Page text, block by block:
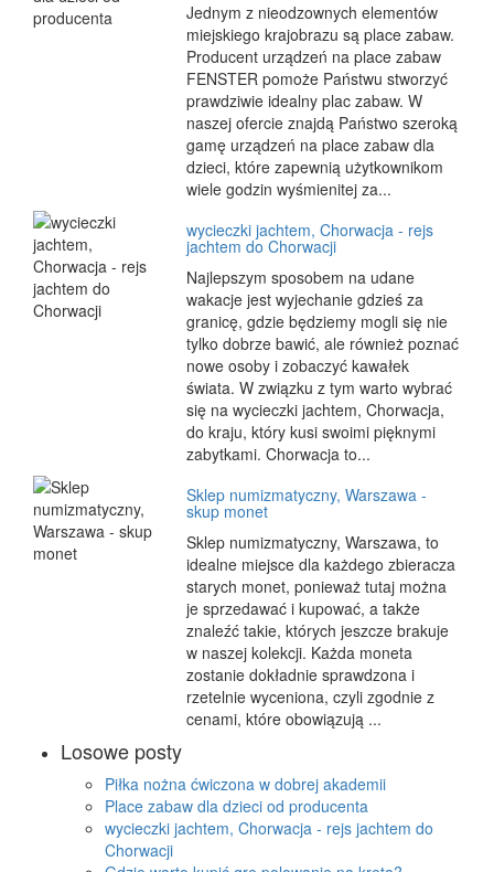
Jednym z nieodzownych elementów
miejskiego krajobrazu są place zabaw.
Producent urządzeń na place zabaw
FENSTER pomoże Państwu stworzyć
prawdziwie idealny plac zabaw. W
naszej ofercie znajdą Państwo szeroką
gamę urządzeń na place zabaw dla
dzieci, które zapewnią użytkownikom
wiele godzin wyśmienitej za...
wycieczki jachtem, Chorwacja - rejs
jachtem do Chorwacji
Najlepszym sposobem na udane
wakacje jest wyjechanie gdzieś za
granicę, gdzie będziemy mogli się nie
tylko dobrze bawić, ale również poznać
nowe osoby i zobaczyć kawałek
świata. W związku z tym warto wybrać
się na wycieczki jachtem, Chorwacja,
do kraju, który kusi swoimi pięknymi
zabytkami. Chorwacja to...
Sklep numizmatyczny, Warszawa -
skup monet
Sklep numizmatyczny, Warszawa, to
idealne miejsce dla każdego zbieracza
starych monet, ponieważ tutaj można
je sprzedawać i kupować, a także
znaleźć takie, których jeszcze brakuje
w naszej kolekcji. Każda moneta
zostanie dokładnie sprawdzona i
rzetelnie wyceniona, czyli zgodnie z
cenami, które obowiązują ...
Losowe posty
Piłka nożna ćwiczona w dobrej akademii
Place zabaw dla dzieci od producenta
wycieczki jachtem, Chorwacja - rejs jachtem do
Chorwacji